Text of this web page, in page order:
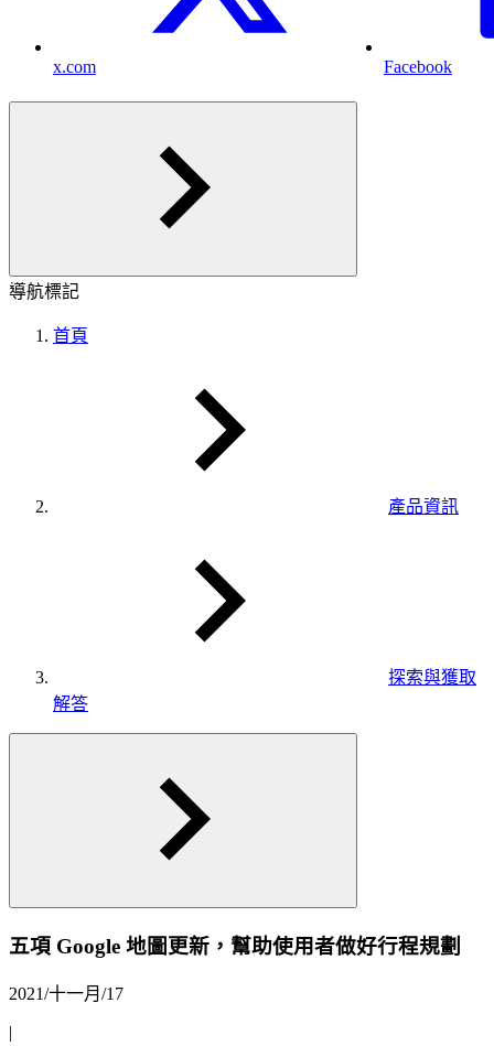
x.com Facebook
導航標記
首頁
產品資訊
探索與獲取
解答
五項 Google 地圖更新，幫助使用者做好行程規劃
2021/十一月/17
|